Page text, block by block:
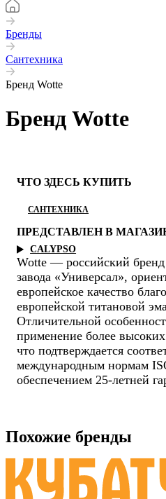
Бренды
Сантехника
Бренд Wotte
Бренд Wotte
ЧТО ЗДЕСЬ КУПИТЬ
САНТЕХНИКА
ПРЕДСТАВЛЕН В
CALYPSO
Wotte — российский
завода «Универсал»,
европейское качество
европейской титановой
Отличительной
применение более высоких
что подтверждается
международным нормам
обеспечением 25-летней
Похожие бренды